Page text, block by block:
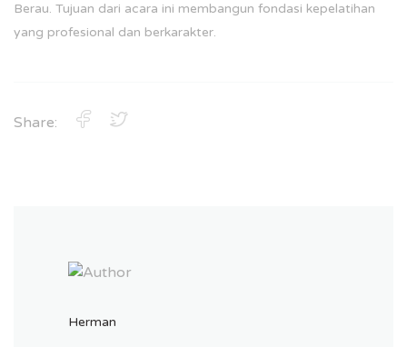
Berau. Tujuan dari acara ini membangun fondasi kepelatihan
yang profesional dan berkarakter.
Share:
Herman